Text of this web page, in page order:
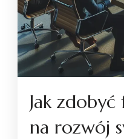
Jak
na rozwój